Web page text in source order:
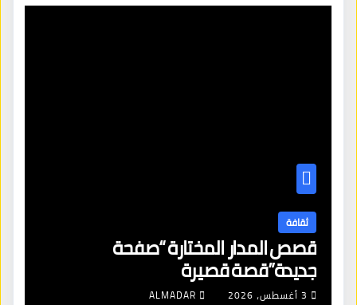
ثقافة
قصص المدار المختارة “صفحة
جديدة”قصة قصيرة
3 أغسطس، 2026 ALMADAR